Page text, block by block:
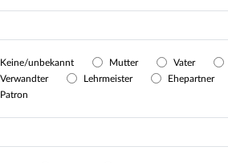
Keine/unbekannt Mutter
Vater
Verwandter
Lehrmeister
Ehepartner
Patron